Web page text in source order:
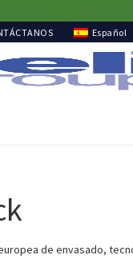
Español
europea de envasado,